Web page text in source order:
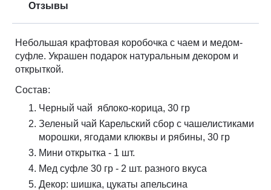
Отзывы
Небольшая крафтовая коробочка с чаем и медом-
суфле. Украшен подарок натуральным декором и
открыткой.
Состав:
Черный чай яблоко-корица, 30 гр
Зеленый чай Карельский сбор с чашелистиками
морошки, ягодами клюквы и рябины, 30 гр
Мини открытка - 1 шт.
Мед суфле 30 гр - 2 шт. разного вкуса
Декор: шишка, цукаты апельсина